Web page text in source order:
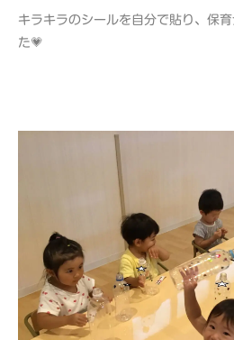
キラキラのシールを自分で貼り、保
た💗